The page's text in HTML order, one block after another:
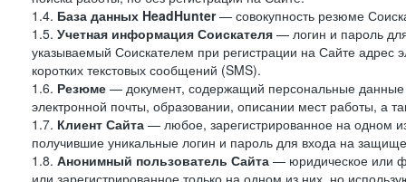
1.4. База данных HeadHunter— совокупность резюме
1.5. Учетная информация Соискателя — логин и пароль
указываемый Соискателем при регистрации на Сайте
коротких текстовых сообщений (SMS).
1.6. Резюме — документ, содержащий персональные
электронной почты, образовании, описании мест работы, а
1.7. Клиент Сайта — любое, зарегистрированное на одном
получившие уникальные логин и пароль для входа на
1.8. Анонимный пользователь Сайта — юридическое или
или зарегистрированное только на одном из них, но